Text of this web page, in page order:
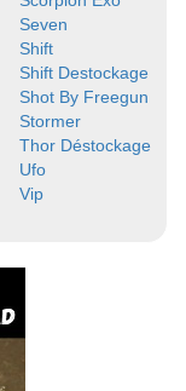
Seven
Shift
Shift Destockage
Shot By Freegun
Stormer
Thor Déstockage
Ufo
Vip